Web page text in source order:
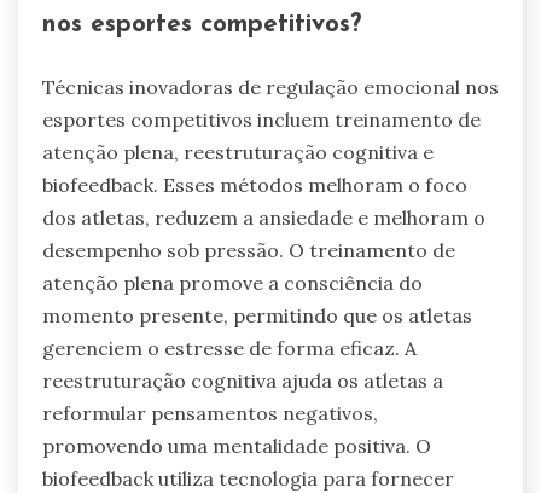
nos esportes competitivos?
Técnicas inovadoras de regulação emocional nos
esportes competitivos incluem treinamento de
atenção plena, reestruturação cognitiva e
biofeedback. Esses métodos melhoram o foco
dos atletas, reduzem a ansiedade e melhoram o
desempenho sob pressão. O treinamento de
atenção plena promove a consciência do
momento presente, permitindo que os atletas
gerenciem o estresse de forma eficaz. A
reestruturação cognitiva ajuda os atletas a
reformular pensamentos negativos,
promovendo uma mentalidade positiva. O
biofeedback utiliza tecnologia para fornecer